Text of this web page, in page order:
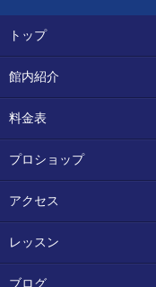
トップ
館内紹介
料金表
プロショップ
アクセス
レッスン
ブログ